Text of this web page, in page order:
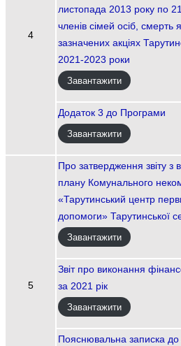
4
листопада 2013 року по
членів сімей осіб, смерть
зазначених акціях
2021-2023 роки
Завантажити
Додаток 3 до Програми
Завантажити
5
Про затвердження звіту з
плану Комунального
«Тарутинський центр
допомоги» Тарутинської
Завантажити
Звіт про виконання
за 2021 рік
Завантажити
Пояснювальна записка до